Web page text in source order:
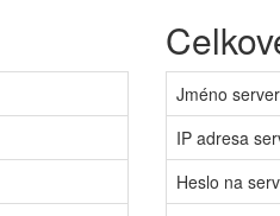
Jméno
IP adresa
Heslo na